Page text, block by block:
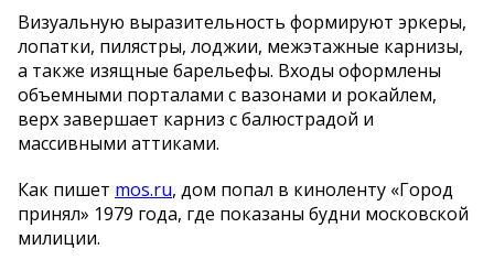
Визуальную выразительность формируют эркеры,
лопатки, пилястры, лоджии, межэтажные карнизы,
а также изящные барельефы. Входы оформлены
объемными порталами с вазонами и рокайлем,
верх завершает карниз с балюстрадой и
массивными аттиками.
Как пишет mos.ru, дом попал в киноленту «Город
принял» 1979 года, где показаны будни московской
милиции.